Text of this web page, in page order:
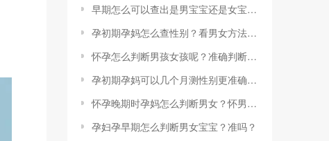
早期怎么可以查出是男宝宝还是女宝宝？怀孕初期如何分辨男女宝宝？
孕初期孕妈怎么查性别？看男女方法是什么？
怀孕怎么判断男孩女孩呢？准确判断的方法有哪些？
孕初期孕妈可以几个月测性别更准确？办法有哪些？
怀孕晚期时孕妈怎么判断男女？怀男孩女孩有什么征兆？
孕妇孕早期怎么判断男女宝宝？准吗？